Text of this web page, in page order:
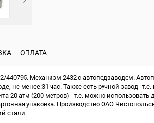
ОПЛАТА
Механизм 2432 с автоподзаводом.
не менее:31 час. Также есть ручной завод -
20 атм (200 метров) - т.е. можно
упаковка. Производство ОАО
стали.